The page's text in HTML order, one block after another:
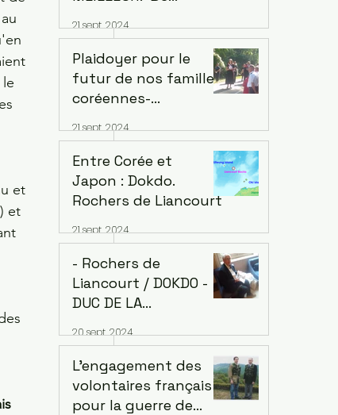
et
et
Prospérité Mutuelle''
- Citizen D -
21 sept. 2024
Plaidoyer pour le
futur de nos familles:
coréennes-
françaises.
21 sept. 2024
Entre Corée et
Japon : Dokdo.
Rochers de Liancourt
21 sept. 2024
- Rochers de
Liancourt / DOKDO -
DUC DE LA
LIANCOURT. Interview
avec Michel
MignotHistorien de
Fondation des Arts et
20 sept. 2024
L’engagement des
volontaires français
pour la guerre de